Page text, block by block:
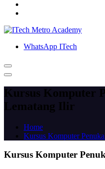
WhatsApp ITech
Kursus Komputer
Lematang Ilir
Home
Kursus Komputer
Kursus Komputer